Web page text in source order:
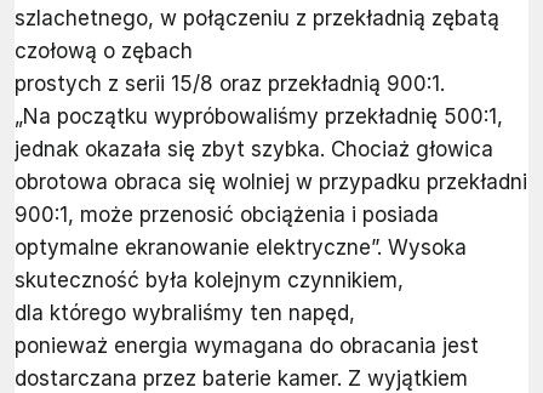
szlachetnego, w połączeniu z przekładnią zębatą
czołową o zębach
prostych z serii 15/8 oraz przekładnią 900:1.
„Na początku wypróbowaliśmy przekładnię 500:1,
jednak okazała się zbyt szybka. Chociaż głowica
obrotowa obraca się wolniej w przypadku przekładni
900:1, może przenosić obciążenia i posiada
optymalne ekranowanie elektryczne”. Wysoka
skuteczność była kolejnym czynnikiem,
dla którego wybraliśmy ten napęd,
ponieważ energia wymagana do obracania jest
dostarczana przez baterie kamer. Z wyjątkiem